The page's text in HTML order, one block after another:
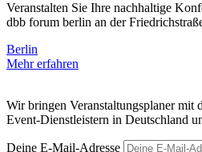
Veranstalten Sie Ihre nachhaltige
dbb forum berlin an der
Berlin
Mehr erfahren
Wir bringen Veranstaltungsplaner mit
Event-Dienstleistern in Deutschland
Deine E-Mail-Adresse